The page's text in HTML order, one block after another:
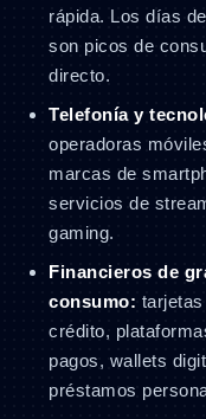
rápida. Los días
son picos de
directo.
Telefonía y
operadoras
marcas de
servicios de
gaming.
Financieros de
consumo:
crédito,
pagos, wallets
préstamos